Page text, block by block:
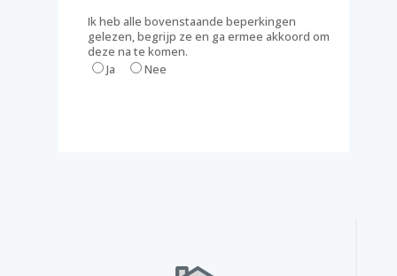
Ik heb alle bovenstaande beperkingen
gelezen, begrijp ze en ga ermee akkoord om
deze na te komen.
Ja
Nee